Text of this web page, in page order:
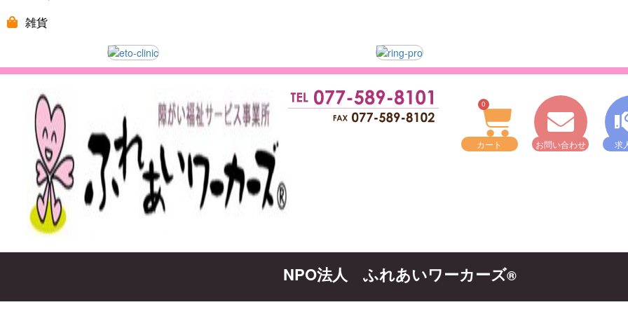
雑貨
0
カート お問い合わせ 求
NPO法人 ふれあいワーカーズ®